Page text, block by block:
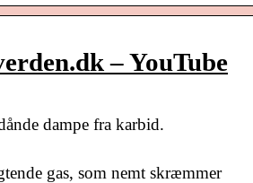
– YouTube
dampe fra karbid.
gas, som nemt skræmmer